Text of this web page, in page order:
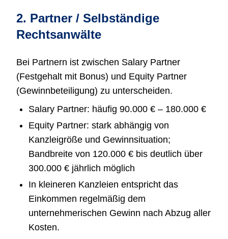
2. Partner / Selbständige
Rechtsanwälte
Bei Partnern ist zwischen Salary Partner
(Festgehalt mit Bonus) und Equity Partner
(Gewinnbeteiligung) zu unterscheiden.
Salary Partner: häufig 90.000 € – 180.000 €
Equity Partner: stark abhängig von
Kanzleigröße und Gewinnsituation;
Bandbreite von 120.000 € bis deutlich über
300.000 € jährlich möglich
In kleineren Kanzleien entspricht das
Einkommen regelmäßig dem
unternehmerischen Gewinn nach Abzug aller
Kosten.